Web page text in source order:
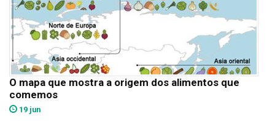
O mapa que mostra a origem dos alimentos que
comemos
19 jun